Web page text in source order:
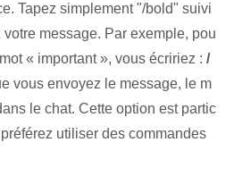
Tapez simplement "/bold" suivi
message. Par exemple, pou
« important », vous écririez : /
vous envoyez le message, le m
le chat. ⁤Cette⁤ option est partic
utiliser des commandes